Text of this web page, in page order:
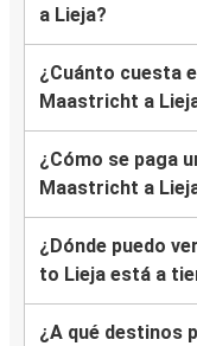
a Lieja?
¿Cuánto cuesta
Maastricht a
¿Cómo se paga
Maastricht a
¿Dónde puedo
to Lieja está a
¿A qué destinos